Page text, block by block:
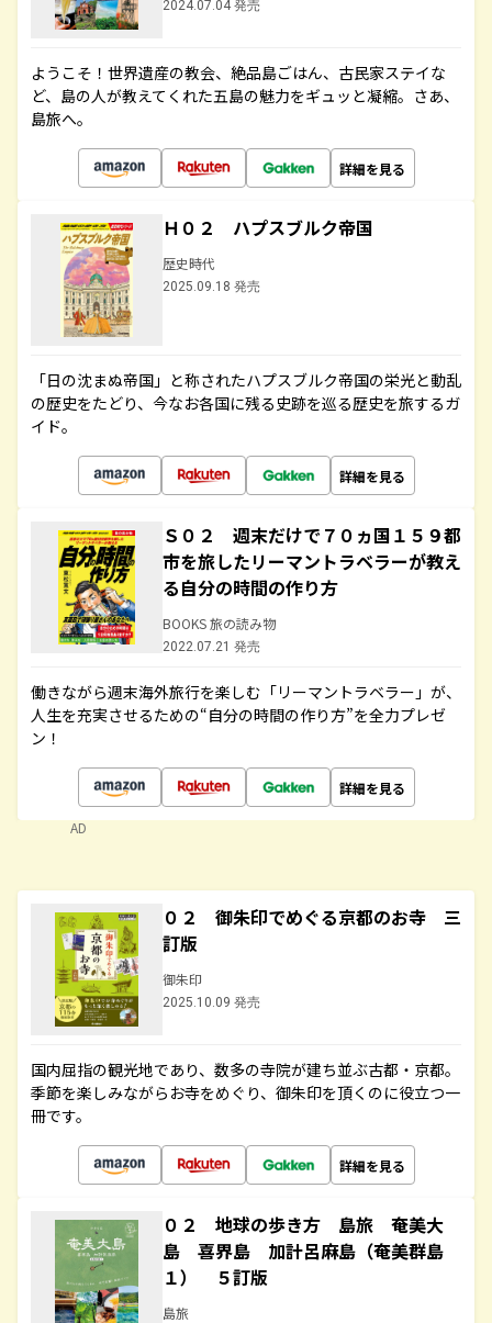
2024.07.04 発売
ようこそ！世界遺産の教会、絶品島ごはん、古民家ステイな
ど、島の人が教えてくれた五島の魅力をギュッと凝縮。さあ、
島旅へ。
詳細を見る
Ｈ０２ ハプスブルク帝国
歴史時代
2025.09.18 発売
「日の沈まぬ帝国」と称されたハプスブルク帝国の栄光と動乱
の歴史をたどり、今なお各国に残る史跡を巡る歴史を旅するガ
イド。
詳細を見る
Ｓ０２ 週末だけで７０ヵ国１５９都
市を旅したリーマントラベラーが教え
る自分の時間の作り方
BOOKS 旅の読み物
2022.07.21 発売
働きながら週末海外旅行を楽しむ「リーマントラベラー」が、
人生を充実させるための“自分の時間の作り方”を全力プレゼ
ン！
詳細を見る
AD
０２ 御朱印でめぐる京都のお寺 三
訂版
御朱印
2025.10.09 発売
国内屈指の観光地であり、数多の寺院が建ち並ぶ古都・京都。
季節を楽しみながらお寺をめぐり、御朱印を頂くのに役立つ一
冊です。
詳細を見る
０２ 地球の歩き方 島旅 奄美大
島 喜界島 加計呂麻島（奄美群島
１） ５訂版
島旅